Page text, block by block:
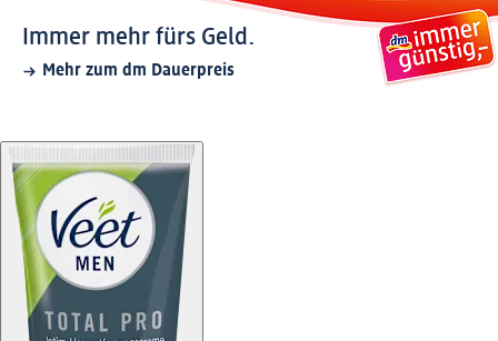
Immer mehr fürs Geld.
Mehr zum dm Dauerpreis